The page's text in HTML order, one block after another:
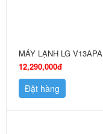
MÁY LẠNH LG V13APA
12,290,000đ
Đặt hàng